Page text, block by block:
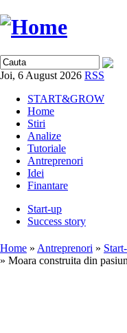
Joi, 6 August 2026 RSS
START&GROW
Home
Stiri
Analize
Tutoriale
Antreprenori
Idei
Finantare
Start-up
Success story
Home » Antreprenori »
» Moara construita din